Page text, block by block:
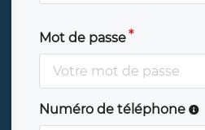
Mot de passe
Numéro de téléphone